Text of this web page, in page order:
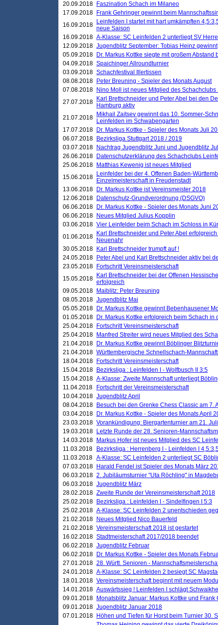
20.09.2018
Faszination Schach im Milaneo
17.09.2018
Frank Gehringer gewinnt beim
16.09.2018
Leinfelden I startet mit hart umkämpften
neue Saison
16.09.2018 A-Klasse: SC Leinfelden 2 unterliegt SV
12.09.2018 Jugendblitz September: Tobias Heinz gewinnt
05.09.2018
Dr. Markus Kottke siegte mit großem
04.09.2018 Spaichinger Allroundturnier
03.09.2018 Schachfestival Illertissen
08.08.2018
Peter Breuning - Spieler des Monats August
07.08.2018
Nino Moll ist neues Mitglied des
27.07.2018
Karl Brettschneider und Peter Abel bei den
Hamburg aktiv
21.07.2018
Mikhail Zaitsev gewinnt das 10. Sommer-
Leinfelden im Schwabengarten
17.07.2018
Dr. Markus Kottke - Spieler des Monats Juli
06.07.2018
Bezirksliga Stuttgart 2018 / 2019
03.07.2018
Nachtrag Jugendblitz Juni und Jugendblitz
26.06.2018
Datenschutzerklärung des Schachclubs
25.06.2018
Matthias Kewenig ist neues Mitglied
15.06.2018
Leinfelder bei der 4. Offenen Baden-
Einzelmeisterschaft in Freudenstadt
13.06.2018
Dr. Markus Kottke ist Vereinsmeister 2018
12.06.2018
Datenschutz-Grundverordnung (DSGVO)
06.06.2018
Dr. Markus Kottke - Spieler des Monats Juni
06.06.2018
Neues Mitglied Julius Kopplin
03.06.2018 Vier Leinfelder beim Schach im Schloss in
01.06.2018
Karl Brettschneider und Peter Abel
Neuenahr
30.05.2018
Karl Brettschneider trumpft auf !
24.05.2018
Peter Abel und Karl Brettschneider aktiv bei
23.05.2018
Fortschritt Vereinsmeisterschaft
15.05.2018
Karl Brettschneider bei der Offenen
erfolgreich
09.05.2018
Maiblitz: Peter Breuning
08.05.2018 Jugendblitz Mai
05.05.2018
Dr. Markus Kottke gewinnt Bebenhausener
01.05.2018
Dr. Markus Kottke erfolgreich beim Schach
25.04.2018
Fortschritt Vereinsmeisterschaft
25.04.2018
Manfred Streiter wird neues Mitglied des
21.04.2018
Dr. Markus Kottke gewinnt Böblinger
21.04.2018 Württembergische Schnellschach-
18.04.2018
Fortschritt Vereinsmeisterschaft
15.04.2018
Bezirksliga : Leinfelden I - Wolfbusch II 3:5
15.04.2018 A-Klasse: Zweite Mannschaft unterliegt
11.04.2018
Fortschritt der Vereinsmeisterschaft
10.04.2018 Jugendblitz April
08.04.2018
Besuch bei den Grenke Chess Classic am 7.
03.04.2018
Dr. Markus Kottke - Spieler des Monats April
23.03.2018 Vorankündigung: Biergartenturnier am 21.
19.03.2018
Letzte Runde der 28. Senioren-
14.03.2018
Markus Hofer ist neues Mitglied des SC
11.03.2018
Bezirksliga : Herrenberg I - Leinfelden I
11.03.2018 A-Klasse: SC Leinfelden 2 unterliegt SC
07.03.2018
Harald Fendel ist Spieler des Monats März
06.03.2018 2. Jubiläumsturnier "Uta Röchling" in
06.03.2018 Jugendblitz März
28.02.2018 Zweite Runde der Vereinsmeisterschaft 2018
25.02.2018
Bezirksliga : Leinfelden I - Sindelfingen I 5:3
25.02.2018 A-Klasse: SC Leinfelden 2 unentschieden
21.02.2018
Neues Mitglied Nico Bauerfeld
21.02.2018 Vereinsmeisterschaft 2018 ist gestartet
16.02.2018 Stadtmeisterschaft 2017/2018 beendet
06.02.2018 Jugendblitz Februar
06.02.2018
Dr. Markus Kottke - Spieler des Monats
27.01.2018 28. Württ. Senioren -
24.01.2018 A-Klasse: SC Leinfelden 2 besiegt SC
18.01.2018 Vereinsmeisterschaft beginnt mit neuem
14.01.2018 Auswärtssieg ! Leinfelden I schlägt
09.01.2018
Monatsblitz Januar: Markus Kottke und
09.01.2018 Jugendblitz Januar 2018
07.01.2018
Höhen und Tiefen für Horst beim Turnier 30.